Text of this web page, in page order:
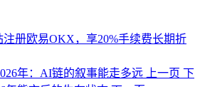
注册欧易OKX，享20%手续费长期折
年：AI链的叙事能走多远
上一页 下